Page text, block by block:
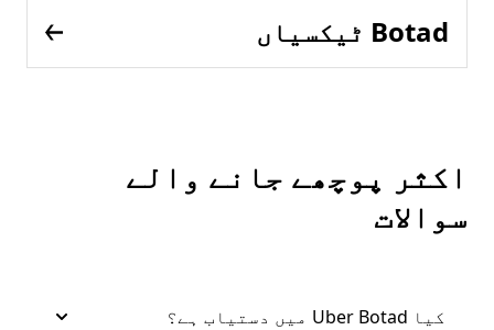
Botad ٹیکسیاں
اکثر پوچھے جانے والے
سوالات
کیا Uber Botad میں دستیاب ہے؟